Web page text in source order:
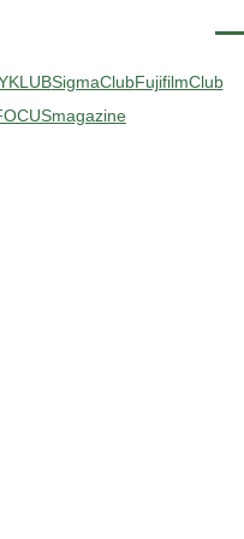
SigmaClubFujifilmClub